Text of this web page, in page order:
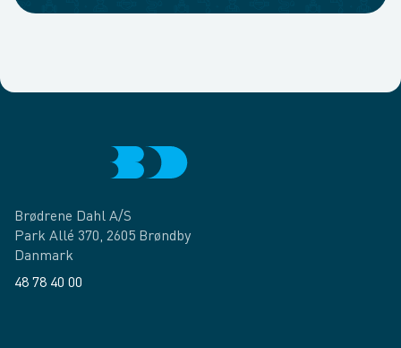
Brødrene Dahl A/S
Park Allé 370, 2605 Brøndby
Danmark
48 78 40 00